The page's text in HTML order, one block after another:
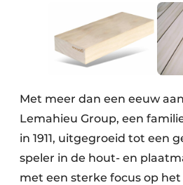
Interieurarchitectuur
Keukens
Software
Toegangscontrole
Veiligheid & Opleiding
Met meer dan een eeuw
Lemahieu Group, een
in 1911, uitgegroeid tot een
speler in de hout- en
met een sterke focus op